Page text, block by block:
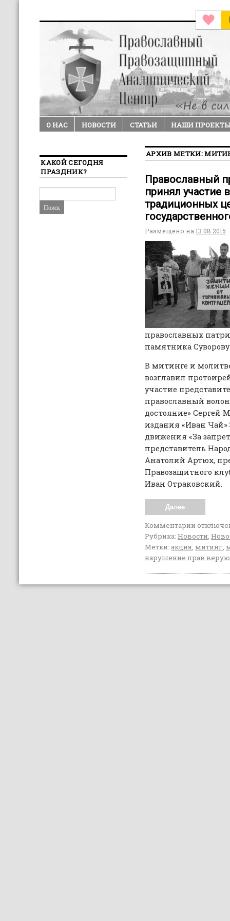
О НАС НОВОСТИ СТАТЬИ НАШИ
АРХИВ МЕТКИ:
Православный
принял участие
традиционных
Размещено на 13.08.2015
православных
памятника
В митинге и
возглавил
участие
православный
достояние» Сергей
издания «Иван
движения «За
представитель
Анатолий Артюх,
Правозащитного
Иван Отраковский.
Далее
Комментарии
Рубрика: Новости,
Метки: акция, митинг,
нарушение прав
КАКОЙ СЕГОДНЯ
ПРАЗДНИК?